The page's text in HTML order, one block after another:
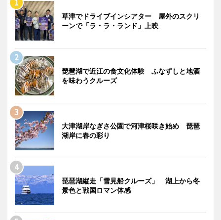
草津でドライブインシアター 屋外のスクリ
ーンで「ラ・ラ・ランド」上映
琵琶湖で近江の食文化体験 ふなずしと地酒
を味わうクルーズ
大津湖岸なぎさ公園で河津桜咲き始め 琵琶
湖岸に春の彩り
琵琶湖縦走「雪見船クルーズ」 湖上から冬
景色と戦国ロマン体感